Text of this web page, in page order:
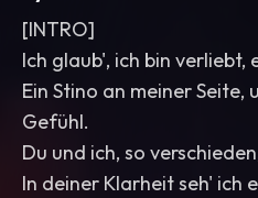
[INTRO]
Ich glaub', ich bin verliebt,
Ein Stino an meiner Seite,
Gefühl.
Du und ich, so
In deiner Klarheit seh' ich